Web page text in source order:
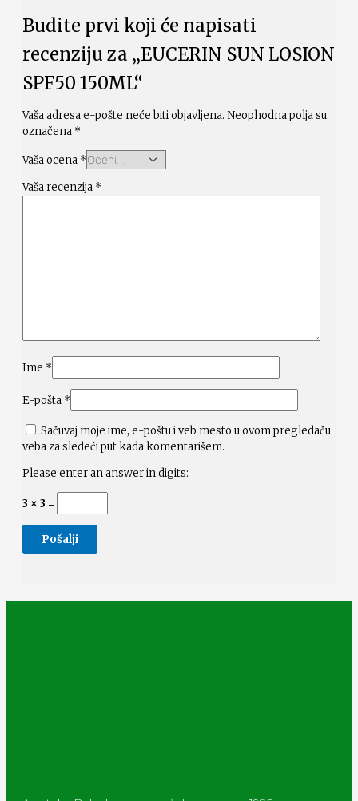
Budite prvi koji će napisati
recenziju za „EUCERIN SUN LOSION
SPF50 150ML“
Vaša adresa e-pošte neće biti objavljena. Neophodna polja su
označena *
Vaša ocena *
Vaša recenzija *
Ime *
E-pošta *
Sačuvaj moje ime, e-poštu i veb mesto u ovom pregledaču
veba za sledeći put kada komentarišem.
Please enter an answer in digits:
3 × 3 =